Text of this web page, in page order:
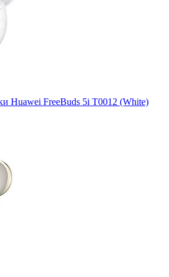
Huawei FreeBuds 5i T0012 (White)